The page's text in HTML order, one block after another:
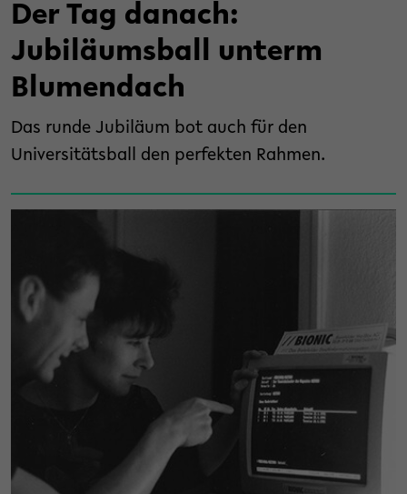
Der Tag danach:
Jubiläumsball unterm
Blumendach
Das runde Jubiläum bot auch für den
Universitätsball den perfekten Rahmen.